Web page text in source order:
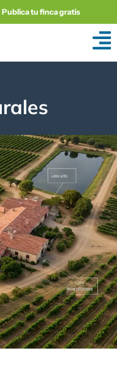
Publica tu finca gratis